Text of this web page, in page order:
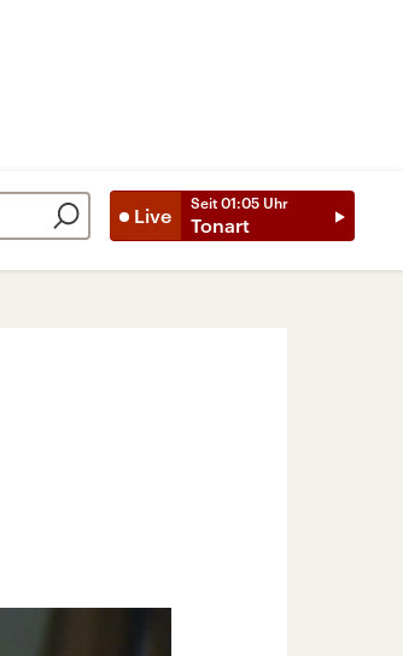
Live
Seit 01:05 Uhr
Tonart